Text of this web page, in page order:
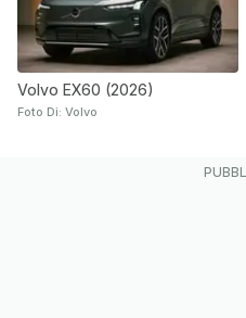
Volvo EX60 (2026)
Foto Di: Volvo